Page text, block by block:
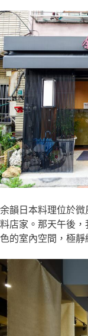
余韻日本料理位於微
料店家。那天午後
色的室內空間，極靜